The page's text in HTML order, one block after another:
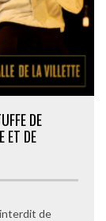
DE
ET DE
de